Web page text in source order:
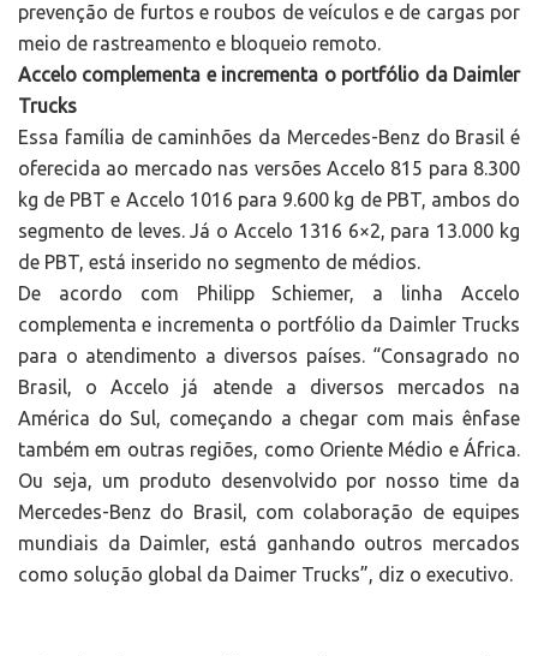
prevenção de furtos e roubos de veículos e de cargas por
meio de rastreamento e bloqueio remoto.
Accelo complementa e incrementa o portfólio da Daimler
Trucks
Essa família de caminhões da Mercedes-Benz do Brasil é
oferecida ao mercado nas versões Accelo 815 para 8.300
kg de PBT e Accelo 1016 para 9.600 kg de PBT, ambos do
segmento de leves. Já o Accelo 1316 6×2, para 13.000 kg
de PBT, está inserido no segmento de médios.
De acordo com Philipp Schiemer, a linha Accelo
complementa e incrementa o portfólio da Daimler Trucks
para o atendimento a diversos países. “Consagrado no
Brasil, o Accelo já atende a diversos mercados na
América do Sul, começando a chegar com mais ênfase
também em outras regiões, como Oriente Médio e África.
Ou seja, um produto desenvolvido por nosso time da
Mercedes-Benz do Brasil, com colaboração de equipes
mundiais da Daimler, está ganhando outros mercados
como solução global da Daimer Trucks”, diz o executivo.